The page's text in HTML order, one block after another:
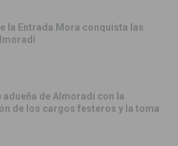
la Entrada Mora conquista las
adueña de Almoradí con la
de los cargos festeros y la toma